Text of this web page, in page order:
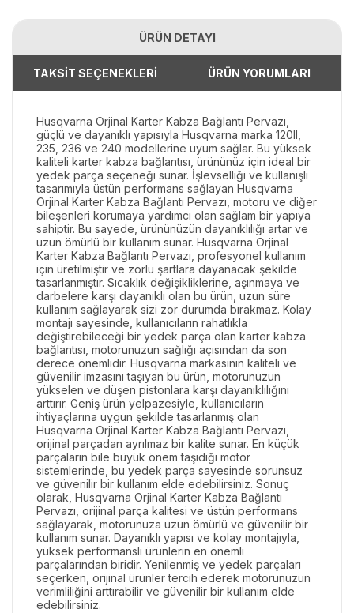
ÜRÜN DETAYI
TAKSİT SEÇENEKLERİ ÜRÜN YORUMLARI
Husqvarna Orjinal Karter Kabza Bağlantı Pervazı,
güçlü ve dayanıklı yapısıyla Husqvarna marka 120II,
235, 236 ve 240 modellerine uyum sağlar. Bu yüksek
kaliteli karter kabza bağlantısı, ürününüz için ideal bir
yedek parça seçeneği sunar. İşlevselliği ve kullanışlı
tasarımıyla üstün performans sağlayan Husqvarna
Orjinal Karter Kabza Bağlantı Pervazı, motoru ve diğer
bileşenleri korumaya yardımcı olan sağlam bir yapıya
sahiptir. Bu sayede, ürününüzün dayanıklılığı artar ve
uzun ömürlü bir kullanım sunar. Husqvarna Orjinal
Karter Kabza Bağlantı Pervazı, profesyonel kullanım
için üretilmiştir ve zorlu şartlara dayanacak şekilde
tasarlanmıştır. Sıcaklık değişikliklerine, aşınmaya ve
darbelere karşı dayanıklı olan bu ürün, uzun süre
kullanım sağlayarak sizi zor durumda bırakmaz. Kolay
montajı sayesinde, kullanıcıların rahatlıkla
değiştirebileceği bir yedek parça olan karter kabza
bağlantısı, motorunuzun sağlığı açısından da son
derece önemlidir. Husqvarna markasının kaliteli ve
güvenilir imzasını taşıyan bu ürün, motorunuzun
yükselen ve düşen pistonlara karşı dayanıklılığını
arttırır. Geniş ürün yelpazesiyle, kullanıcıların
ihtiyaçlarına uygun şekilde tasarlanmış olan
Husqvarna Orjinal Karter Kabza Bağlantı Pervazı,
orijinal parçadan ayrılmaz bir kalite sunar. En küçük
parçaların bile büyük önem taşıdığı motor
sistemlerinde, bu yedek parça sayesinde sorunsuz
ve güvenilir bir kullanım elde edebilirsiniz. Sonuç
olarak, Husqvarna Orjinal Karter Kabza Bağlantı
Pervazı, orijinal parça kalitesi ve üstün performans
sağlayarak, motorunuza uzun ömürlü ve güvenilir bir
kullanım sunar. Dayanıklı yapısı ve kolay montajıyla,
yüksek performanslı ürünlerin en önemli
parçalarından biridir. Yenilenmiş ve yedek parçaları
seçerken, orijinal ürünler tercih ederek motorunuzun
verimliliğini arttırabilir ve güvenilir bir kullanım elde
edebilirsiniz.